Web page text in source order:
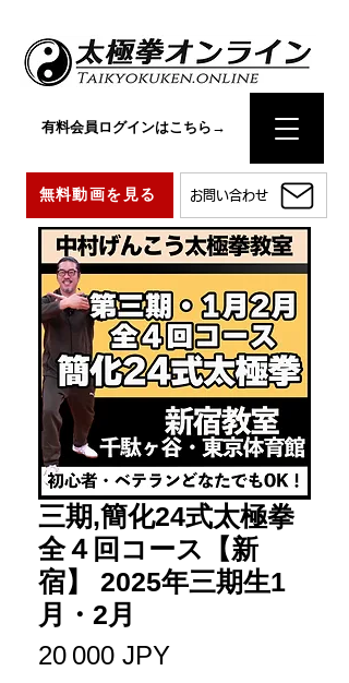
お問い合わせ
無料動画を見る
有料会員ログインはこちら→
三期,簡化24式太極拳
全４回コース【新
宿】 2025年三期生1
月・2月
20 000 JPYPrix